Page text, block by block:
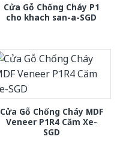
Cửa Gỗ Chống Cháy P1
cho khach san-a-SGD
Cửa Gỗ Chống Cháy MDF
Veneer P1R4 Căm Xe-
SGD